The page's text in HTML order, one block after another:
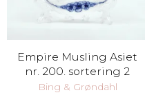
Empire Musling Asiet
nr. 200. sortering 2
Bing & Grøndahl